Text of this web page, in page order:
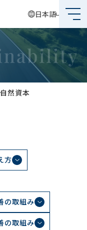
日本語
自然資本
方
の取組み
の取組み